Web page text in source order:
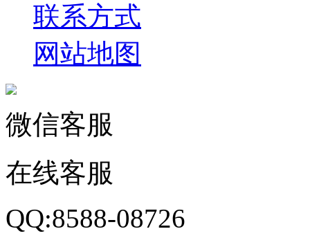
联系方式
网站地图
微信客服
在线客服
QQ:8588-08726